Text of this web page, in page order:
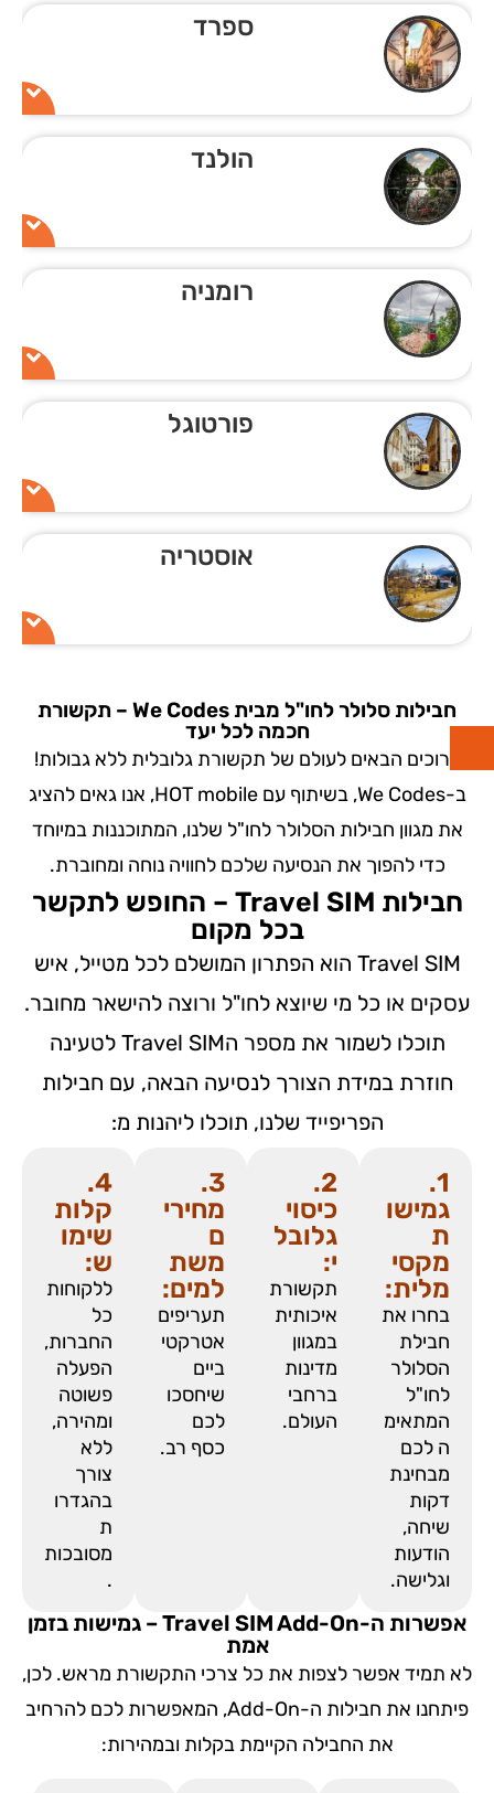
ספרד
הולנד
רומניה
פורטוגל
אוסטריה
חבילות סלולר לחו"ל מבית We Codes – תקשורת
חכמה לכל יעד
ברוכים הבאים לעולם של תקשורת גלובלית ללא גבולות!
ב-We Codes, בשיתוף עם HOT mobile, אנו גאים להציג
את מגוון חבילות הסלולר לחו"ל שלנו, המתוכננות במיוחד
כדי להפוך את הנסיעה שלכם לחוויה נוחה ומחוברת.
חבילות Travel SIM – החופש לתקשר
בכל מקום
Travel SIM הוא הפתרון המושלם לכל מטייל, איש
עסקים או כל מי שיוצא לחו"ל ורוצה להישאר מחובר.
תוכלו לשמור את מספר הTravel SIM לטעינה
חוזרת במידת הצורך לנסיעה הבאה, עם חבילות
הפריפייד שלנו, תוכלו ליהנות מ:
1.
גמישו
ת
מקסי
מלית:
בחרו את
חבילת
הסלולר
לחו"ל
המתאימ
ה לכם
מבחינת
דקות
שיחה,
הודעות
וגלישה.
2.
כיסוי
גלובל
י:
תקשורת
איכותית
במגוון
מדינות
ברחבי
העולם.
3.
מחירי
ם
משת
למים:
תעריפים
אטרקטי
ביים
שיחסכו
לכם
כסף רב.
4.
קלות
שימו
ש:
ללקוחות
כל
החברות,
הפעלה
פשוטה
ומהירה,
ללא
צורך
בהגדרו
ת
מסובכות
.
אפשרות ה-Travel SIM Add-On – גמישות בזמן
אמת
לא תמיד אפשר לצפות את כל צרכי התקשורת מראש. לכן,
פיתחנו את חבילות ה-Add-On, המאפשרות לכם להרחיב
את החבילה הקיימת בקלות ובמהירות: